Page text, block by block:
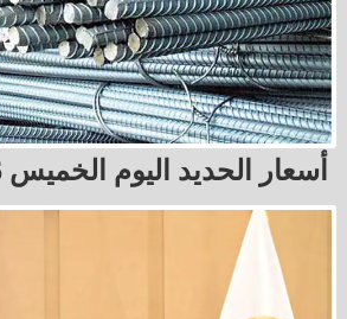
أسعار الحديد اليوم الخميس 6 أغسطس